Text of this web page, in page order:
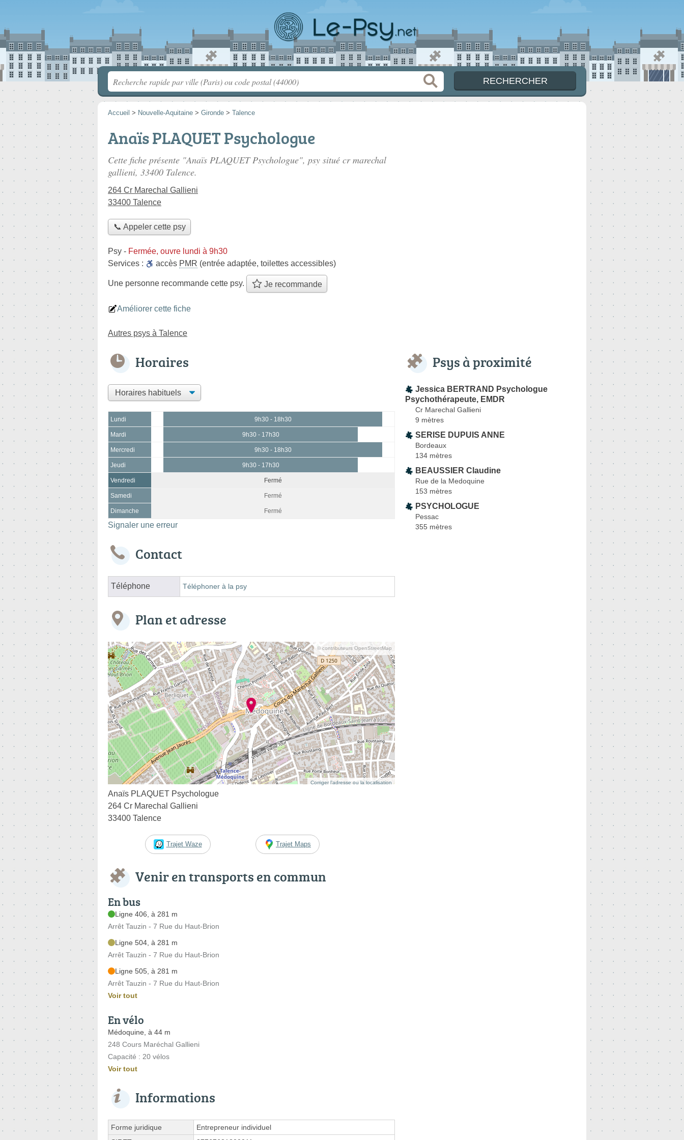
Accueil > Nouvelle-Aquitaine > Gironde > Talence
Anaïs PLAQUET Psychologue
Cette fiche présente "Anaïs PLAQUET Psychologue", psy situé cr marechal
gallieni, 33400 Talence.
264 Cr Marechal Gallieni
33400 Talence
📞 Appeler cette psy
Psy - Fermée, ouvre lundi à 9h30
Services :
accès PMR (entrée adaptée, toilettes accessibles)
Une personne recommande cette psy. Je recommande
Améliorer cette fiche
Autres psys à Talence
Horaires
Lundi 9h30 - 18h30
Mardi 9h30 - 17h30
Mercredi 9h30 - 18h30
Jeudi 9h30 - 17h30
Vendredi Fermé
Samedi Fermé
Dimanche Fermé
Signaler une erreur
Contact
Téléphone Téléphoner à la psy
Plan et adresse
© contributeurs OpenStreetMap
Corriger l’adresse ou la localisation
Anaïs PLAQUET Psychologue
264 Cr Marechal Gallieni
33400 Talence
Trajet Waze Trajet Maps
Venir en transports en commun
En bus
Ligne 406, à 281 m
Arrêt Tauzin - 7 Rue du Haut-Brion
Ligne 504, à 281 m
Arrêt Tauzin - 7 Rue du Haut-Brion
Ligne 505, à 281 m
Arrêt Tauzin - 7 Rue du Haut-Brion
Voir tout
En vélo
Médoquine, à 44 m
248 Cours Maréchal Gallieni
Capacité : 20 vélos
Voir tout
Informations
Forme juridique
Entrepreneur individuel
Psys à proximité
Jessica BERTRAND Psychologue
Psychothérapeute, EMDR
Cr Marechal Gallieni
9 mètres
SERISE DUPUIS ANNE
Bordeaux
134 mètres
BEAUSSIER Claudine
Rue de la Medoquine
153 mètres
PSYCHOLOGUE
Pessac
355 mètres